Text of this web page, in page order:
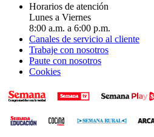
Horarios de atención
Lunes a Viernes
8:00 a.m. a 6:00 p.m.
Canales de servicio al cliente
Trabaje con nosotros
Paute con nosotros
Cookies